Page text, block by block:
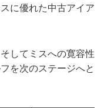
に優れた中古アイア
してミスへの寛容性
を次のステージへと